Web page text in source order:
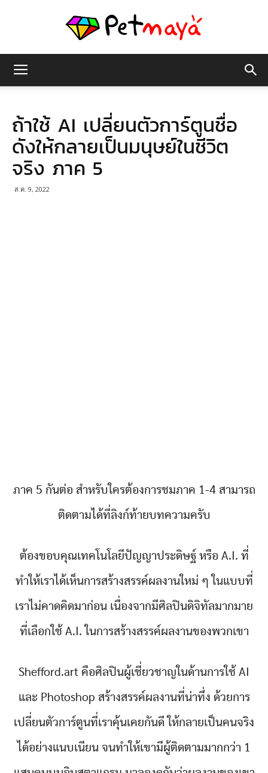
มายา
ถ้าใช้ AI เปลี่ยนตัวการ์ตูนชื่อ
ดังให้กลายเป็นมนุษย์ในชีวิต
จริง ภาค 5
ส.ค. 9, 2022
ภาค 5 กันต่อ สำหรับใครต้องการชมภาค 1-4 สามารถ
ติดตามได้ที่ลิงก์ท้ายบทความครับ
ต้องขอบคุณเทคโนโลยีปัญญาประดิษฐ์ หรือ A.I. ที่
ทำให้เราได้เห็นการสร้างสรรค์ผลงานใหม่ ๆ ในแบบที่
เราไม่คาดคิดมาก่อน เนื่องจากมีศิลปินดิจิทัลมากมาย
ที่เลือกใช้ A.I. ในการสร้างสรรค์ผลงานของพวกเขา
Shefford.art คือศิลปินผู้เชี่ยวชาญในด้านการใช้ AI
และ Photoshop สร้างสรรค์ผลงานที่น่าทึ่ง ด้วยการ
เปลี่ยนตัวการ์ตูนที่เราคุ้นเคยกันดี ให้กลายเป็นคนจริง
ได้อย่างแนบเนียน จนทำให้เขามีผู้ติดตามมากกว่า 1